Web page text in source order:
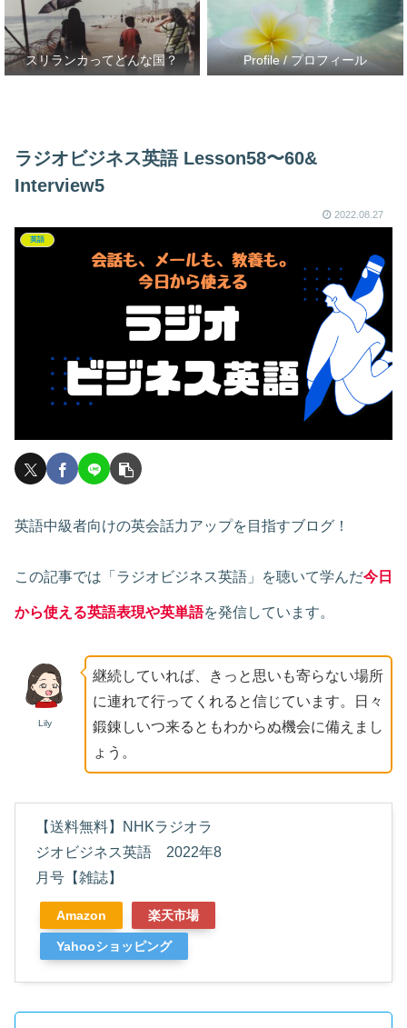
スリランカってどんな国？ Profile / プロフィール
ラジオビジネス英語 Lesson58〜60&
Interview5
2022.08.27
英語
英語中級者向けの英会話力アップを目指すブログ！
この記事では「ラジオビジネス英語」を聴いて学んだ今日
から使える英語表現や英単語を発信しています。
Lily
継続していれば、きっと思いも寄らない場所
に連れて行ってくれると信じています。日々
鍛錬しいつ来るともわからぬ機会に備えまし
ょう。
【送料無料】NHKラジオラ
ジオビジネス英語 2022年8
月号【雑誌】
Amazon 楽天市場
Yahooショッピング